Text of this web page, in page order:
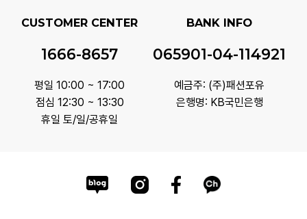
CUSTOMER CENTER
1666-8657
평일 10:00 ~ 17:00
점심 12:30 ~ 13:30
휴일 토/일/공휴일
BANK INFO
065901-04-114921
예금주: (주)패션포유
은행명: KB국민은행